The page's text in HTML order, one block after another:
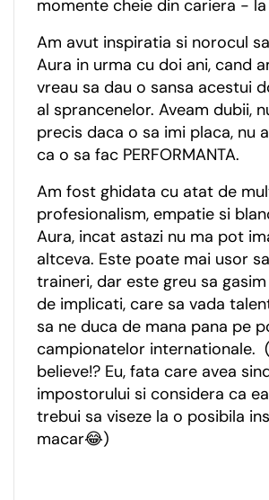
momente cheie din cariera -
Am avut inspiratia si norocul
Aura in urma cu doi ani, cand
vreau sa dau o sansa acestui
al sprancenelor. Aveam dubii,
precis daca o sa imi placa, nu
ca o sa fac PERFORMANTA.
Am fost ghidata cu atat de
profesionalism, empatie si
Aura, incat astazi nu ma pot
altceva. Este poate mai usor
traineri, dar este greu sa
de implicati, care sa vada
sa ne duca de mana pana pe
campionatelor internationale.
believe!? Eu, fata care avea
impostorului si considera ca
trebui sa viseze la o posibila
macar😂)